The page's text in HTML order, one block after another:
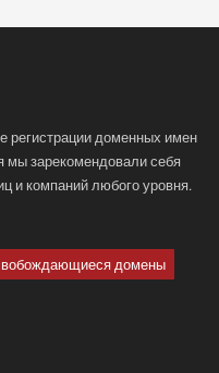
регистрации доменных имен
мы зарекомендовали себя
и компаний любого уровня.
домены